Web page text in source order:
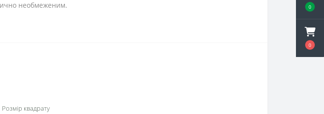
0
0
необмеженим.
Розмір квадрату